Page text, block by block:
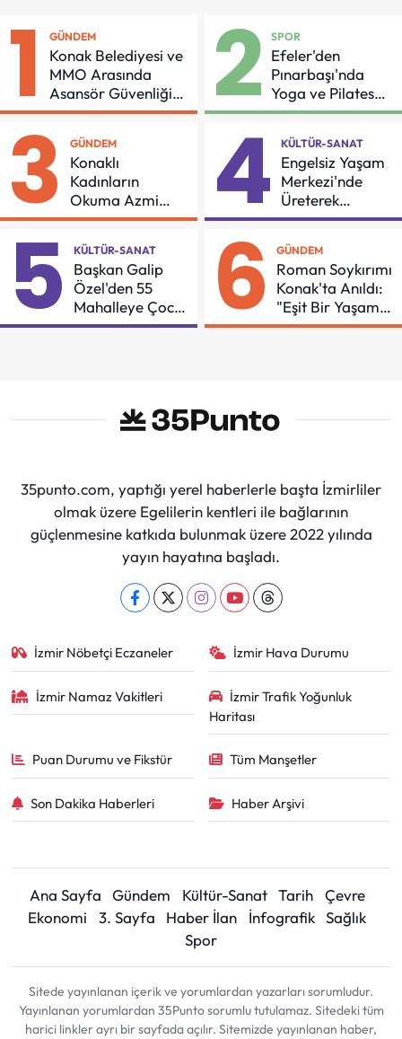
1 GÜNDEM
Konak Belediyesi ve
MMO Arasında
Asansör Güvenliği
İçin Önemli Protokol
2 SPOR
Efeler'den
Pınarbaşı'nda
Yoga ve Pilates
Buluşması
3 GÜNDEM
Konaklı
Kadınların
Okuma Azmi
Örnek Oldu
4 KÜLTÜR-SANAT
Engelsiz Yaşam
Merkezi'nde
Üreterek
Güçleniyorlar
5 KÜLTÜR-SANAT
Başkan Galip
Özel'den 55
Mahalleye Çocuk
Şenliği
6 GÜNDEM
Roman Soykırımı
Konak'ta Anıldı:
"Eşit Bir Yaşam
İçin Mücadeleyi
35punto.com, yaptığı yerel haberlerle başta İzmirliler
olmak üzere Egelilerin kentleri ile bağlarının
güçlenmesine katkıda bulunmak üzere 2022 yılında
yayın hayatına başladı.
İzmir Nöbetçi Eczaneler İzmir Hava Durumu
İzmir Namaz Vakitleri
İzmir Trafik Yoğunluk
Haritası
Puan Durumu ve Fikstür Tüm Manşetler
Son Dakika Haberleri Haber Arşivi
Ana Sayfa Gündem Kültür-Sanat Tarih
Çevre
Ekonomi
3. Sayfa Haber İlan İnfografik Sağlık
Spor
Sitede yayınlanan içerik ve yorumlardan yazarları sorumludur.
Yayınlanan yorumlardan 35Punto sorumlu tutulamaz. Sitedeki tüm
harici linkler ayrı bir sayfada açılır. Sitemizde yayınlanan haber,